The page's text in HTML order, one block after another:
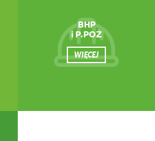
BHP
i P.POŻ
WIĘCEJ